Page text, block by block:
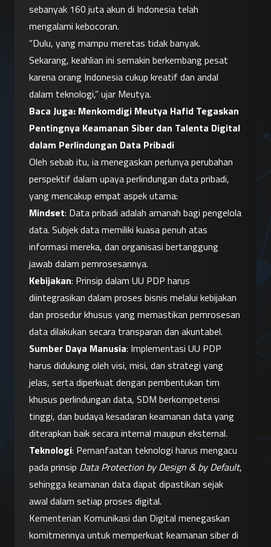
sebanyak 160 juta akun di Indonesia telah
mengalami kebocoran.
“Dulu, yang mampu meretas tidak banyak.
Sekarang, keahlian ini semakin berkembang pesat
karena orang Indonesia cukup kreatif dan andal
dalam teknologi,” ujar Meutya.
Baca Juga: Menkomdigi Meutya Hafid Tegaskan
Pentingnya Keamanan Siber dan Talenta Digital
dalam Perlindungan Data Pribadi
Oleh sebab itu, ia menegaskan perlunya perubahan
perspektif dalam upaya perlindungan data pribadi,
yang mencakup empat aspek utama:
Mindset: Data pribadi adalah amanah bagi pengelola
data. Subjek data memiliki kuasa penuh atas
informasi mereka, dan organisasi bertanggung
jawab dalam pemrosesannya.
Kebijakan: Prinsip dalam UU PDP harus
diintegrasikan dalam proses bisnis melalui kebijakan
dan prosedur khusus yang memastikan pemrosesan
data dilakukan secara transparan dan akuntabel.
Sumber Daya Manusia: Implementasi UU PDP
harus didukung oleh visi, misi, dan strategi yang
jelas, serta diperkuat dengan pembentukan tim
khusus perlindungan data, SDM berkompetensi
tinggi, dan budaya kesadaran keamanan data yang
diterapkan baik secara internal maupun eksternal.
Teknologi: Pemanfaatan teknologi harus mengacu
pada prinsip Data Protection by Design & by Default,
sehingga keamanan data dapat dipastikan sejak
awal dalam setiap proses digital.
Kementerian Komunikasi dan Digital menegaskan
komitmennya untuk memperkuat keamanan siber di